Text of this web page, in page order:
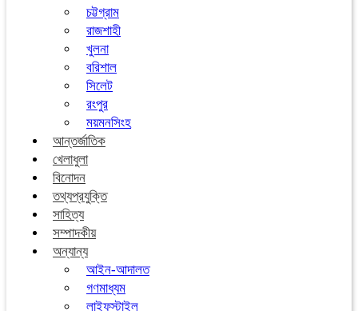
চট্টগ্রাম
রাজশাহী
খুলনা
বরিশাল
সিলেট
রংপুর
ময়মনসিংহ
আন্তর্জাতিক
খেলাধুলা
বিনোদন
তথ্যপ্রযুক্তি
সাহিত্য
সম্পাদকীয়
অন্যান্য
আইন-আদালত
গণমাধ্যম
লাইফস্টাইল